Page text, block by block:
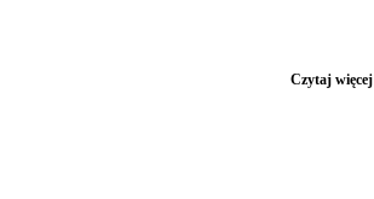
Czytaj więcej